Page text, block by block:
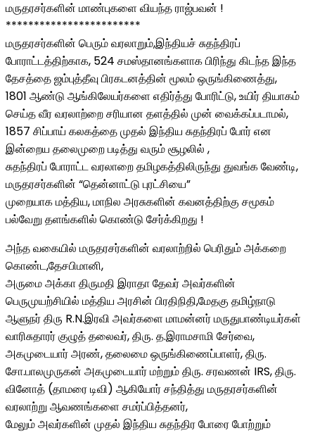
மருதரசர்களின் மாண்புகளை வியந்த ராஜ்பவன் !
************************
மருதரசர்களின் பெரும் வரலாறும்,இந்தியச் சுதந்திரப்
போராட்டத்திற்காக, 524 சமஸ்தானங்களாக பிரிந்து கிடந்த இந்த
தேசத்தை ஜம்புத்தீவு பிரகடனத்தின் மூலம் ஒருங்கிணைத்து,
1801 ஆண்டு ஆங்கிலேயர்களை எதிர்த்து போரிட்டு, உயிர் தியாகம்
செய்த வீர வரலாற்றை சரியான தளத்தில் முன் வைக்கப்படாமல்,
1857 சிப்பாய் கலகத்தை முதல் இந்திய சுதந்திரப் போர் என
இன்றைய தலைமுறை படித்து வரும் சூழலில் ,
சுதந்திரப் போராட்ட வரலாறை தமிழகத்திலிருந்து துவங்க வேண்டி,
மருதரசர்களின் “தென்னாட்டு புரட்சியை”
முறையாக மத்திய, மாநில அரசுகளின் கவனத்திற்கு சமூகம்
பல்வேறு தளங்களில் கொண்டு சேர்க்கிறது !
அந்த வகையில் மருதரசர்களின் வரலாற்றில் பெரிதும் அக்கறை
கொண்ட,தேசபிமானி,
அருமை அக்கா திருமதி இராதா தேவர் அவர்களின்
பெருமுயற்சியில் மத்திய அரசின் பிரதிநிதி,மேதகு தமிழ்நாடு
ஆளுநர் திரு R.N.இரவி அவர்களை மாமன்னர் மருதுபாண்டியர்கள்
வாரிசுதாரர் குழுத் தலைவர், திரு. த.இராமசாமி சேர்வை,
அகமுடையார் அரண், தலைமை ஒருங்கிணைப்பாளர், திரு.
சோ.பாலமுருகன் அகமுடையார் மற்றும் திரு. சரவணன் IRS, திரு.
வினோத் (தாமரை டிவி) ஆகியோர் சந்தித்து மருதரசர்களின்
வரலாற்று ஆவணங்களை சமர்ப்பித்தனர்,
மேலும் அவர்களின் முதல் இந்திய சுதந்திர போரை போற்றும்